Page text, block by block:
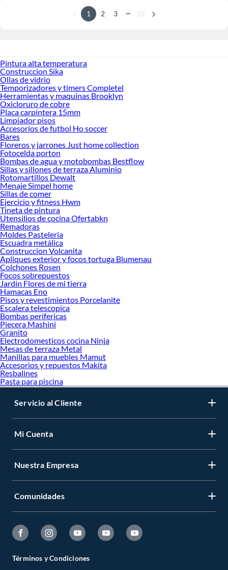
1 2 3 ... 12
Pintura alta temperatura
Construccion Sika
Ollas de vidrio
Temporizadores y timers Completel
Herramientas y maquinas Brooklyn
Oxicloruro de cobre
Placa carpintera 15mm
Limpiador pisos
Accesorios de futbol Ho soccer
Bares
Floreros y jarrones Just home collection
Fotocelda porton
Bombas de agua y motobombas Bestflow
Sillas y sillones de terraza Aluminio
Rotomartillos Dewalt
Menaje Simpel home
Sillas de comer
Ejercicio y fitness Hwm
Tineta de pintura
Utensilios de cocina Ofertabkn
Remadoras
Moldes Pasteleria
Escuadra metálica
Construccion Volcanita
Apliques exterior y focos tortuga Blumenau
Colchones Rosen
Focos sobrepuestos
Jardin Flores de mi tierra
Hamacas Eno
Pisos y revestimientos Porcelanite
Escalera telescopica
Bombas perifericas
Piecera Mashini
Granito
Electrodomesticos cocina Ninja
Mesas de terraza Metal
Manillas para muebles Mamut
Accesorios y repuestos Makita
Resbalines
Pasta para piscina
Servicio al Cliente
Mi Cuenta
Nuestra Empresa
Comunidades
Términos y Condiciones